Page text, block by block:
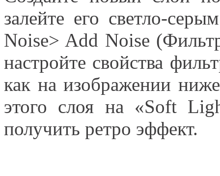
залейте его светло-
Noise> Add Noise
настройте свойства
как на изображении
этого слоя на «Soft
получить ретро эффект.